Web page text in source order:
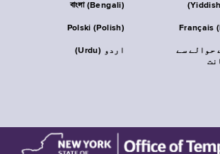
বাংলা (Bengali)
Polski (Polish) Français
اردو (Urdu)
حوالے سے